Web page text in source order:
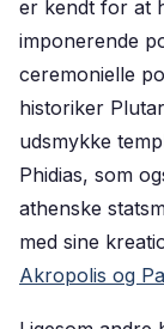
er kendt for at
imponerende
ceremonielle
historiker
udsmykke
Phidias, som
athenske
med sine
Akropolis og